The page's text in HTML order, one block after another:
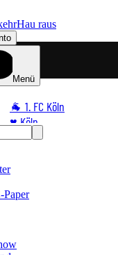
Hau raus
Menü
🐐 1. FC Köln
♥️ Köln
⭐ Promi
🛒 Shoppingwelt
🧩 Spiele
Paper